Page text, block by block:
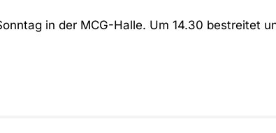
in der MCG-Halle. Um 14.30 bestreitet